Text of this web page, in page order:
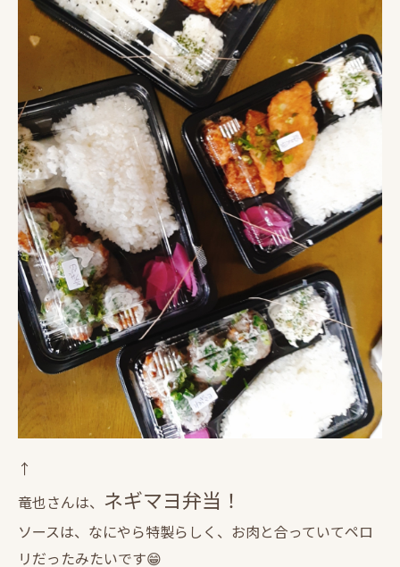
↑
竜也さんは、
ネギマヨ弁当！
ソースは、なにやら特製らしく、お肉と合っていてペロ
リだったみたいです😁